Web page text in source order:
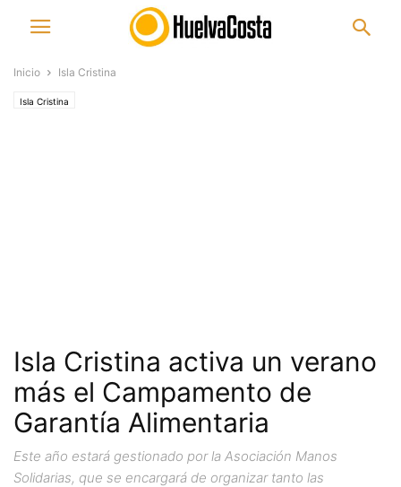
Inicio Isla Cristina
Isla Cristina
Isla Cristina activa un verano
más el Campamento de
Garantía Alimentaria
Este año estará gestionado por la Asociación Manos
Solidarias, que se encargará de organizar tanto las